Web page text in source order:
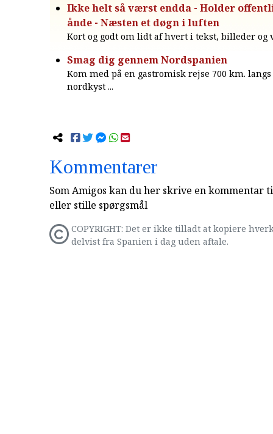
Ikke helt så værst endda - Holder
ånde - Næsten et døgn i luften
Kort og godt om lidt af hvert i tekst, billeder og
Smag dig gennem Nordspanien
Kom med på en gastromisk rejse 700 km.
nordkyst ...
Kommentarer
Som Amigos kan du her skrive en kommentar
eller stille spørgsmål
COPYRIGHT: Det er ikke tilladt at kopiere
delvist fra Spanien i dag uden aftale.